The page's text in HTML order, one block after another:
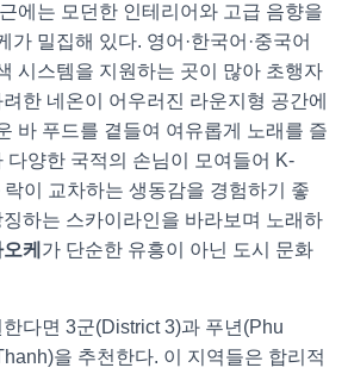
에는 모던한 인테리어와 고급 음향을
가 밀집해 있다. 영어·한국어·중국어
시스템을 지원하는 곳이 많아 초행자
한 네온이 어우러진 라운지형 공간에
바 푸드를 곁들여 여유롭게 노래를 즐
다양한 국적의 손님이 모여들어 K-
락이 교차하는 생동감을 경험하기 좋
하는 스카이라인을 바라보며 노래하
케 가 단순한 유흥이 아닌 도시 문화
다면 3군(District 3)과 푸년(Phu
을 추천한다. 이 지역들은 합리적